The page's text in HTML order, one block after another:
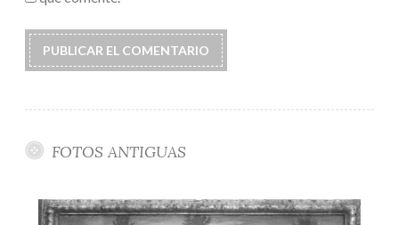
FOTOS ANTIGUAS